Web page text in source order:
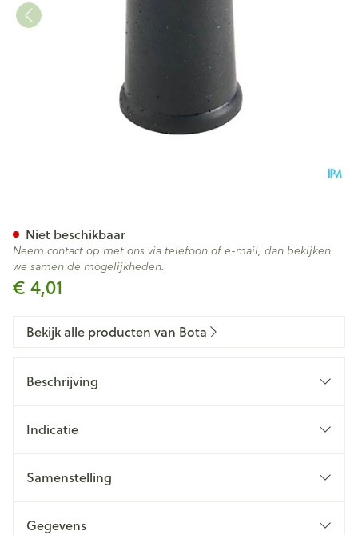
€ 4,01
Niet beschikbaar
Neem contact op met ons via telefoon of e-mail, dan bekijken
we samen de mogelijkheden.
Bekijk alle producten van Bota
Beschrijving
Indicatie
Samenstelling
Gegevens